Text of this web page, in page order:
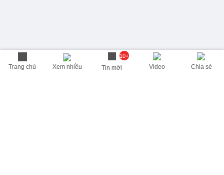
Trang chủ Xem nhiều
10+
Tin mới Video Chia sẻ